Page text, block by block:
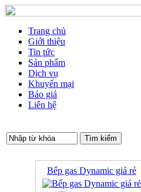
Trang chủ
Giới thiệu
Tin tức
Sản phẩm
Dịch vụ
Khuyến mại
Báo giá
Liên hệ
Bếp gas Dynamic giá rẻ